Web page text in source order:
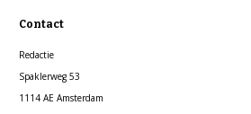
Contact
Redactie
Spaklerweg 53
1114 AE Amsterdam